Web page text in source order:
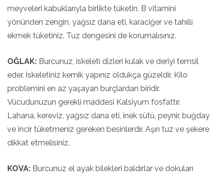
meyveleri kabuklarıyla birlikte tüketin, B vitamini
yönünden zengin, yağsız dana eti, karaciğer ve tahıllı
ekmek tüketiniz. Tuz dengesini de korumalısınız.
OĞLAK: Burcunuz, iskeleti dizleri kulak ve deriyi temsil
eder. İskeletiniz kemik yapınız oldukça güzeldir. Kilo
problemini en az yaşayan burçlardan biridir.
Vücudunuzun gerekli maddesi Kalsiyum fosfattır.
Lahana, kereviz, yağsız dana eti, inek sütü, peynir, buğday
ve incir tüketmeniz gereken besinlerdir. Aşırı tuz ve şekere
dikkat etmelisiniz.
KOVA: Burcunuz el ayak bilekleri baldırlar ve dokuları